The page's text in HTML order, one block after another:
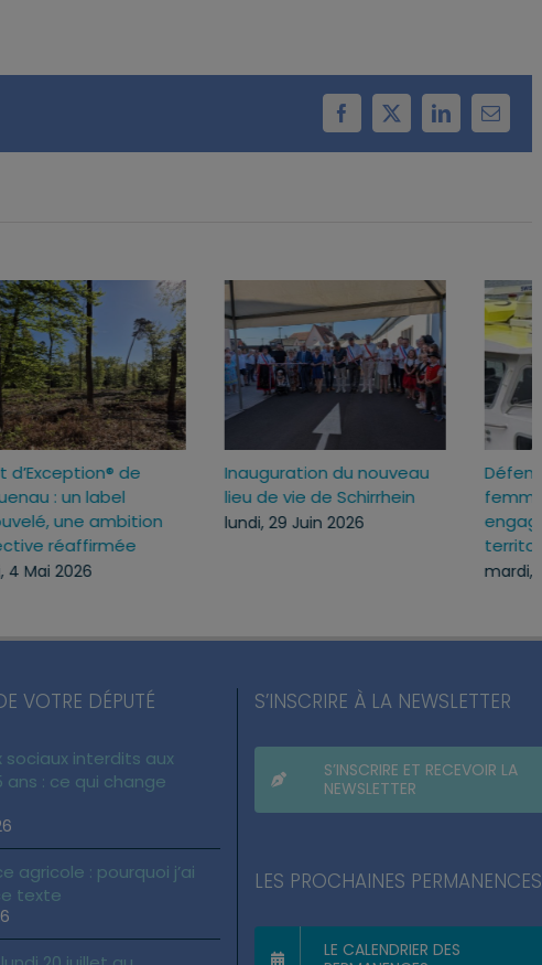
Facebook
X LinkedInEmail
La nuit du handicap à
Haguenau : une soirée
pour changer les regards
samedi, 13 Juin 2026
Forêt d’Exception® de
Haguenau : un label
renouvelé, une ambition
VOTRE DÉPUTÉ
sociaux interdits aux
ans : ce qui change
agricole : pourquoi j’ai
texte
S’INSCRIRE À LA NEWSLETTER
S’INSCRIRE ET RECEVOIR LA
NEWSLETTER
LES PROCHAINES PERMANENCES
LE CALENDRIER DES